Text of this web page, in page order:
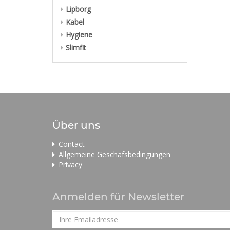
Lipborg
Kabel
Hygiene
Slimfit
Über uns
Contact
Allgemeine Geschäfsbedingungen
Privacy
Anmelden für Newsletter